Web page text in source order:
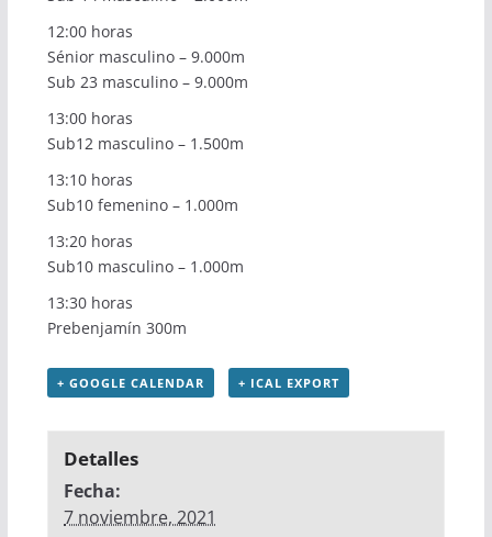
12:00 horas
Sénior masculino – 9.000m
Sub 23 masculino – 9.000m
13:00 horas
Sub12 masculino – 1.500m
13:10 horas
Sub10 femenino – 1.000m
13:20 horas
Sub10 masculino – 1.000m
13:30 horas
Prebenjamín 300m
+ GOOGLE CALENDAR + ICAL EXPORT
Detalles
Fecha:
7 noviembre, 2021